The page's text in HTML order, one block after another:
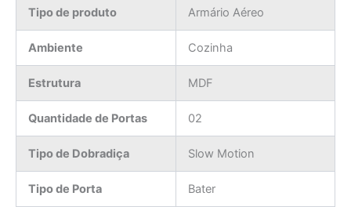
Tipo de produto Armário Aéreo
Ambiente Cozinha
Estrutura MDF
Quantidade de Portas 02
Tipo de Dobradiça Slow Motion
Tipo de Porta Bater